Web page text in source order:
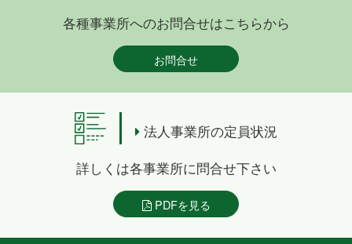
各種事業所へのお問合せはこちらから
お問合せ
法人事業所の定員状況
詳しくは各事業所に問合せ下さい
PDFを見る